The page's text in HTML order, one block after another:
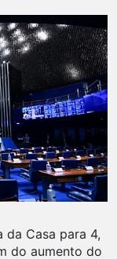
da Casa para 4,
do aumento do